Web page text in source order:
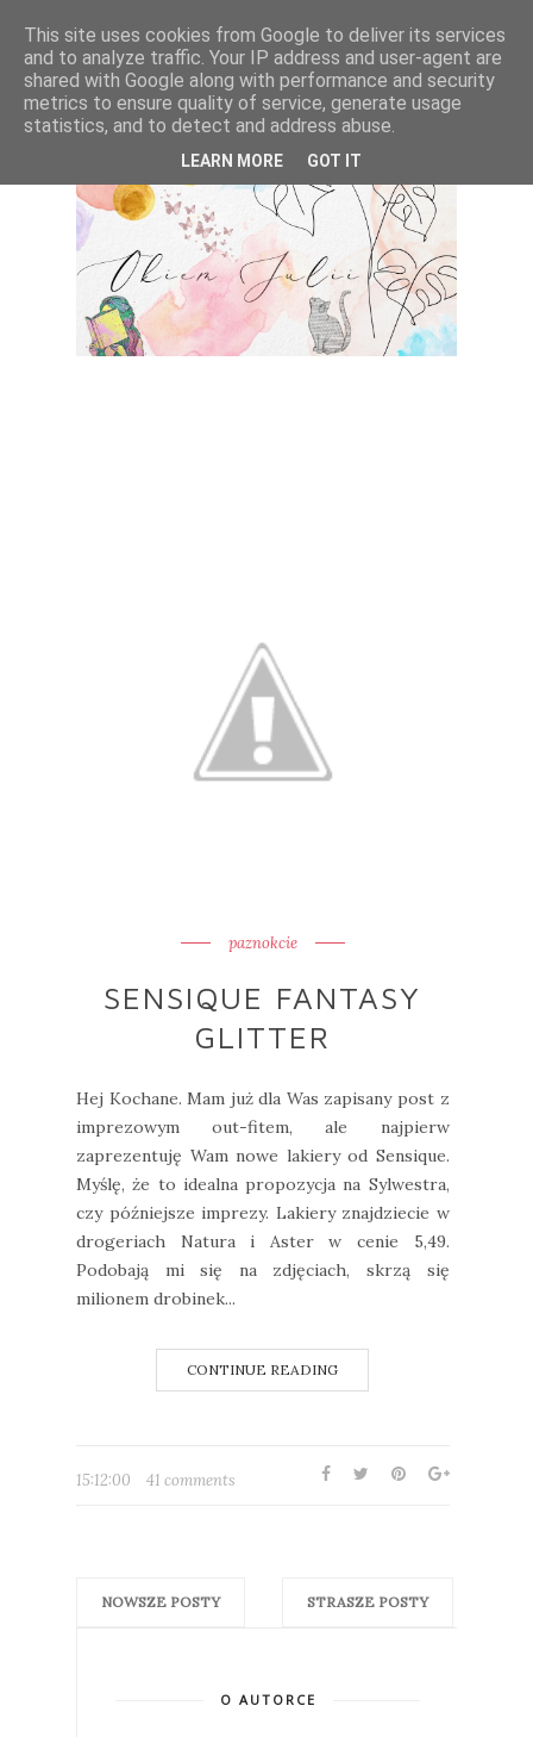
paznokcie
SENSIQUE FANTASY
GLITTER
Hej Kochane. Mam już dla Was zapisany post z
imprezowym out-fitem, ale najpierw
zaprezentuję Wam nowe lakiery od Sensique.
Myślę, że to idealna propozycja na Sylwestra,
czy późniejsze imprezy. Lakiery znajdziecie w
drogeriach Natura i Aster w cenie 5,49.
Podobają mi się na zdjęciach, skrzą się
milionem drobinek...
CONTINUE READING
15:12:00 41 comments
NOWSZE POSTY STRASZE POSTY
O AUTORCE
This site uses cookies from Google to deliver its services
and to analyze traffic. Your IP address and user-agent are
shared with Google along with performance and security
metrics to ensure quality of service, generate usage
statistics, and to detect and address abuse.
LEARN MORE GOT IT